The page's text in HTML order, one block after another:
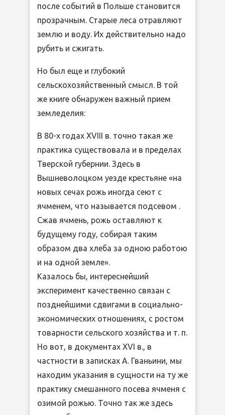
после событий в Польше становится
прозрачным. Старые леса отравляют
землю и воду. Их действительно надо
рубить и сжигать.
Но был еще и глубокий
сельскохозяйственный смысл. В той
же книге обнаружен важный прием
земледелия:
В 80-х годах XVIII в. точно такая же
практика существовала и в пределах
Тверской губернии. Здесь в
Вышневолоцком уезде крестьяне «на
новых сечах рожь иногда сеют с
ячменем, что называется подсевом .
Сжав ячмень, рожь оставляют к
будущему году, собирая таким
образом два хлеба за одною работою
и на одной земле».
Казалось бы, интереснейший
эксперимент качественно связан с
позднейшими сдвигами в социально-
экономических отношениях, с ростом
товарности сельского хозяйства и т. п.
Но вот, в документах XVI в., в
частности в записках А. Гваньини, мы
находим указания в сущности на ту же
практику смешанного посева ячменя с
озимой рожью. Точно так же здесь